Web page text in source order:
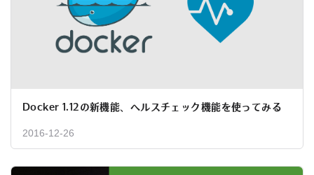
Docker 1.12の新機能、ヘルスチェック機能を使ってみる
2016-12-26